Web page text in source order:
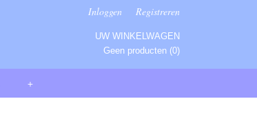
Inloggen Registreren
UW WINKELWAGEN
Geen producten (0)
+